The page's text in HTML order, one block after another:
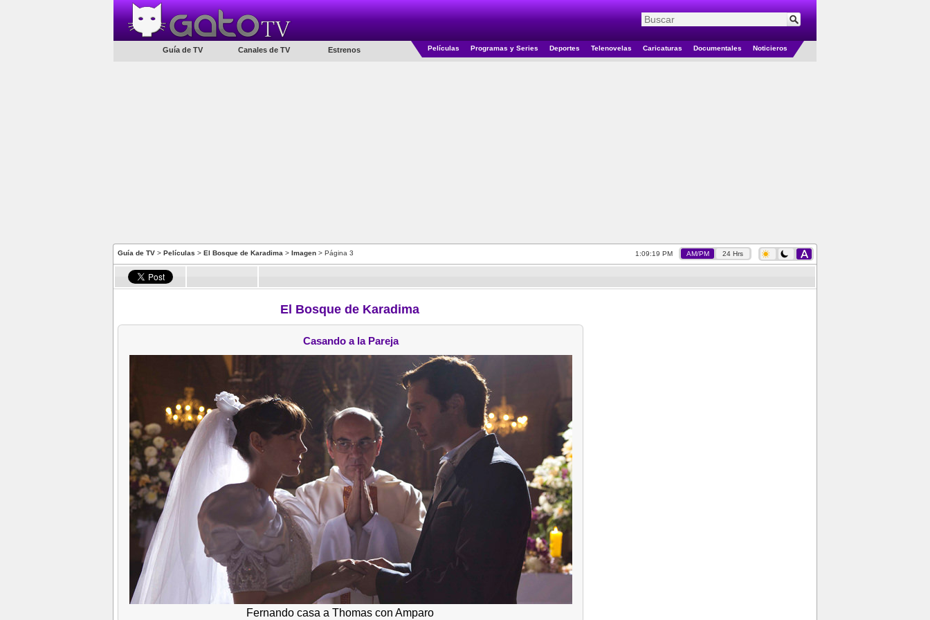
Guía de TV Canales de TV Estrenos Películas Programas y Series Deportes Telenovelas Caricaturas Documentales Noticieros
Guía de TV > Películas > El Bosque de Karadima > Imagen > Página 3 1:09:19 PM AM/PM 24 Hrs
El Bosque de Karadima
Casando a la Pareja
Fernando casa a Thomas con Amparo